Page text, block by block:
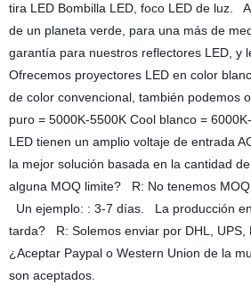
tira LED Bombilla LED, foco LED de luz.
de un planeta verde, para una más de
garantía para nuestros reflectores
Ofrecemos proyectores LED en color
de color convencional, también podemos
puro = 5000K-5500K Cool blanco =
LED tienen un amplio voltaje de entrada
la mejor solución basada en la cantidad
alguna MOQ limite? R: No tenemos
Un ejemplo: : 3-7 días. La producción
tarda? R: Solemos enviar por DHL, UPS,
¿Aceptar Paypal o Western Union de la
son aceptados.